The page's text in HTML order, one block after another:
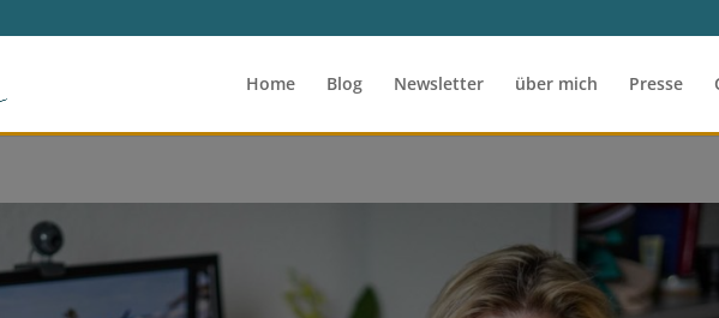
Home Blog Newsletter über mich Presse